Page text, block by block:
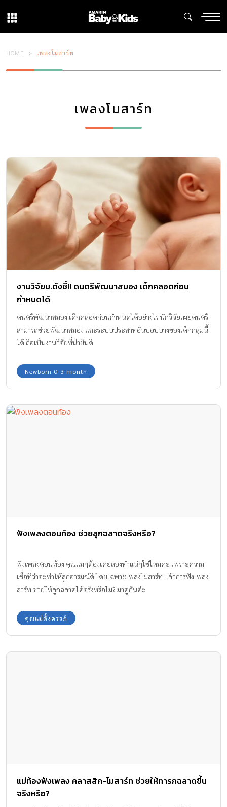
HOME เพลงโมสาร์ท
เพลงโมสาร์ท
งานวิจัยม.ดังชี้!! ดนตรีพัฒนาสมอง เด็กคลอดก่อน
กำหนดได้
ดนตรีพัฒนาสมอง เด็กคลอดก่อนกำหนดได้อย่างไร นักวิจัยเผยดนตรี
สามารถช่วยพัฒนาสมอง และระบบประสาทอันบอบบางของเด็กกลุ่มนี้
ได้ ถือเป็นงานวิจัยที่น่ายินดี
Newborn 0-3 month
ฟังเพลงตอนท้อง ช่วยลูกฉลาดจริงหรือ?
ฟังเพลงตอนท้อง คุณแม่ๆต้องเคยลองทำแน่ๆใช่ไหมคะ เพราะความ
เชื่อที่ว่าจะทำให้ลูกอารมณ์ดี โดยเฉพาะเพลงโมสาร์ท แล้วการฟังเพลง
สาร์ท ช่วยให้ลูกฉลาดได้จริงหรือไม่? มาดูกันค่ะ
คุณแม่ตั้งครรภ์
แม่ท้องฟังเพลง คลาสสิค-โมสาร์ท ช่วยให้ทารกฉลาดขึ้น
จริงหรือ?